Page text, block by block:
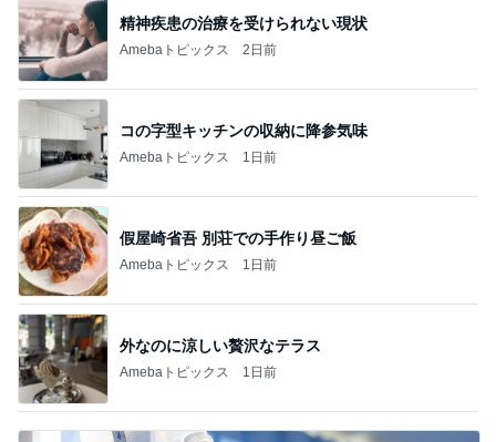
精神疾患の治療を受けられない現状
Amebaトピックス 2日前
コの字型キッチンの収納に降参気味
Amebaトピックス 1日前
假屋崎省吾 別荘での手作り昼ご飯
Amebaトピックス 1日前
外なのに涼しい贅沢なテラス
Amebaトピックス 1日前